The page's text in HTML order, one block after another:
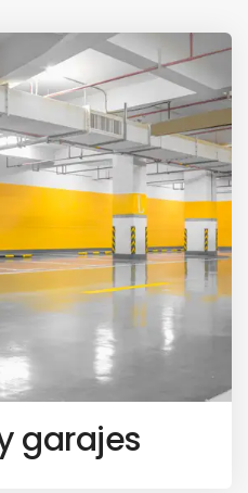
garajes